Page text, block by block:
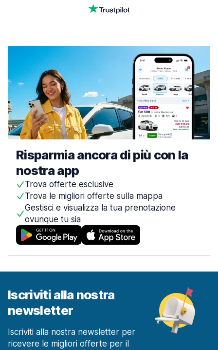
Risparmia ancora di più con la
nostra app
Trova offerte esclusive
Trova le migliori offerte sulla mappa
Gestisci e visualizza la tua prenotazione
ovunque tu sia
Iscriviti alla nostra
newsletter
Iscriviti alla nostra newsletter per
ricevere le migliori offerte per il